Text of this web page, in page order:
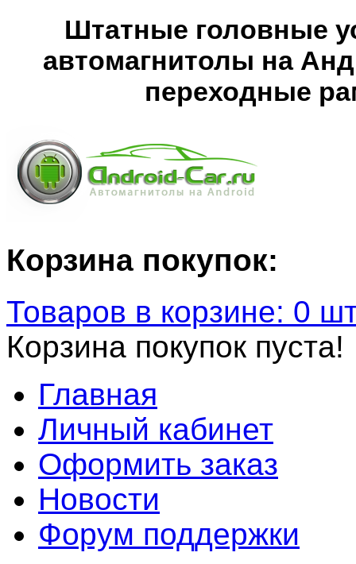
Штатные головные
автомагнитолы на
переходные
Корзина покупок:
Товаров в корзине: 0
Корзина покупок пуста!
Главная
Личный кабинет
Оформить заказ
Новости
Форум поддержки